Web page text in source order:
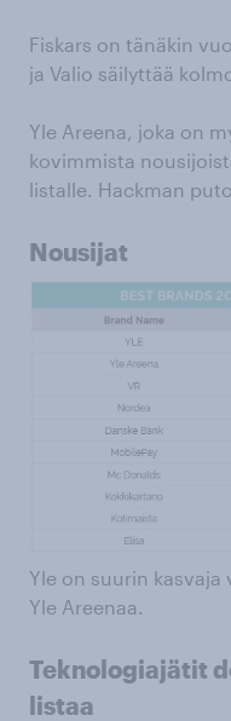
Fiskars on tänäkin
ja Valio säilyttää
Yle Areena, joka on
kovimmista
listalle. Hackman
Nousijat
Yle on suurin
Yle Areenaa.
Teknologiajätit
listaa